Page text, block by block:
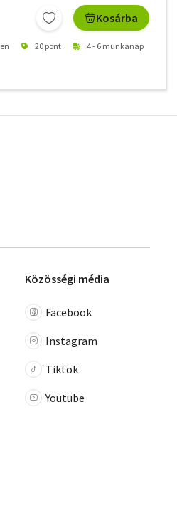
Kosárba
20 pont 4 - 6 munkanap
Közösségi média
Facebook
Instagram
Tiktok
Youtube